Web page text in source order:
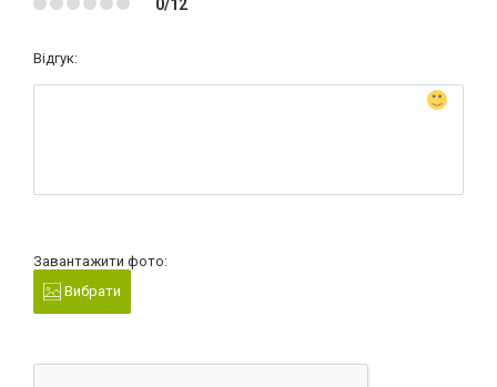
0/12
Відгук:
Завантажити фото:
Вибрати